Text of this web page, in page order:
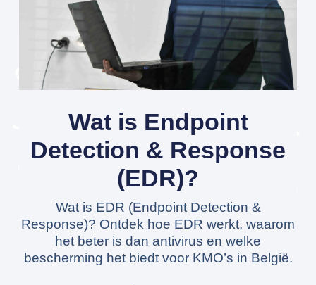
Wat is Endpoint
Detection & Response
(EDR)?
Wat is EDR (Endpoint Detection &
Response)? Ontdek hoe EDR werkt, waarom
het beter is dan antivirus en welke
bescherming het biedt voor KMO’s in België.